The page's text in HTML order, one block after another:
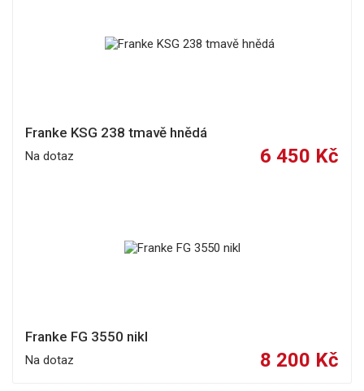
Franke KSG 238 tmavě hnědá
Na dotaz 6 450 Kč
Franke FG 3550 nikl
Na dotaz 8 200 Kč